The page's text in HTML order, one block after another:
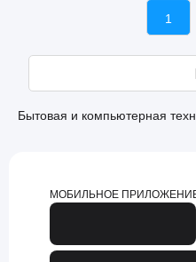
1
Бытовая и компьютерная
МОБИЛЬНОЕ